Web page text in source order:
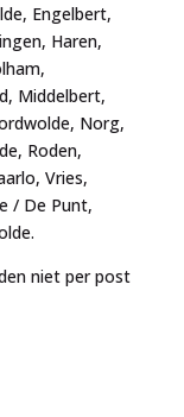
Engelbert,
Haren,
Middelbert,
Norg,
Roden,
Vries,
/ De Punt,
niet per post